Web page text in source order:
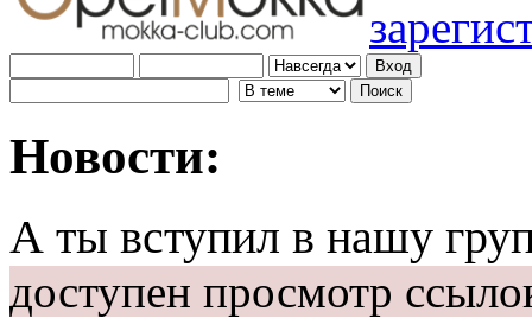
Новости:
А ты вступил в нашу
доступен просмотр